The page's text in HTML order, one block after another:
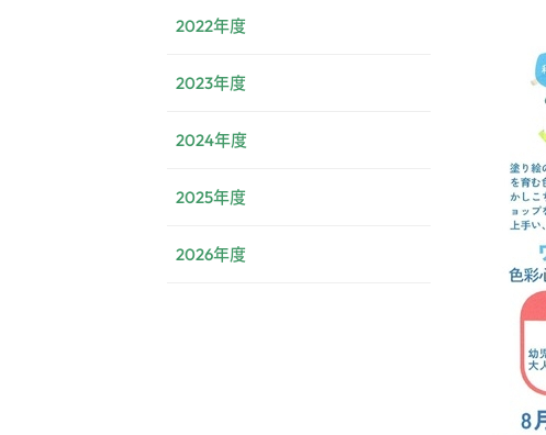
2022年度
2023年度
2024年度
2025年度
2026年度